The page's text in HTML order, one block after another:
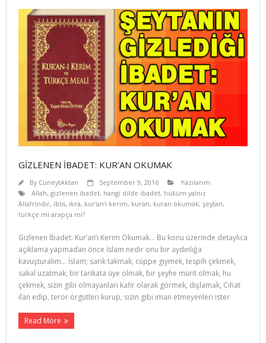
GİZLENEN İBADET: KUR’AN OKUMAK
By CuneytAktan September 9, 2016
Yazılarım
Allah, gizlenen ibadet, hangi dilde ibadet, hüküm yalnız
Allah'ındır, iblis, ikra, kur'an'ı kerim, kuran, kuran okumak, şeytan,
türkçe mi arapça mı?
Gizlenen İbadet: Kur’an’ı Kerim Okumak… Bu konu üzerinde detaylıca
açıklama yapmadan önce İslam nedir onu bir aydınlığa
kavuşturalım… İslam; sarık takmak, cüppe giymek, tespih çekmek,
sakal uzatmak, bir tarikata üye olmak, bir şeyhe mürit olmak, hu
çekmek, sizin gibi olmayanları kafir olarak görmek, dışlamak, Cihat
ilan edip, terör örgütleri kurup, sizin gibi iman etmeyenleri ister
Read More